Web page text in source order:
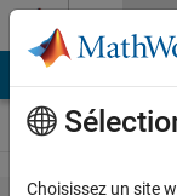
Passer au contenu
Choisissez un site